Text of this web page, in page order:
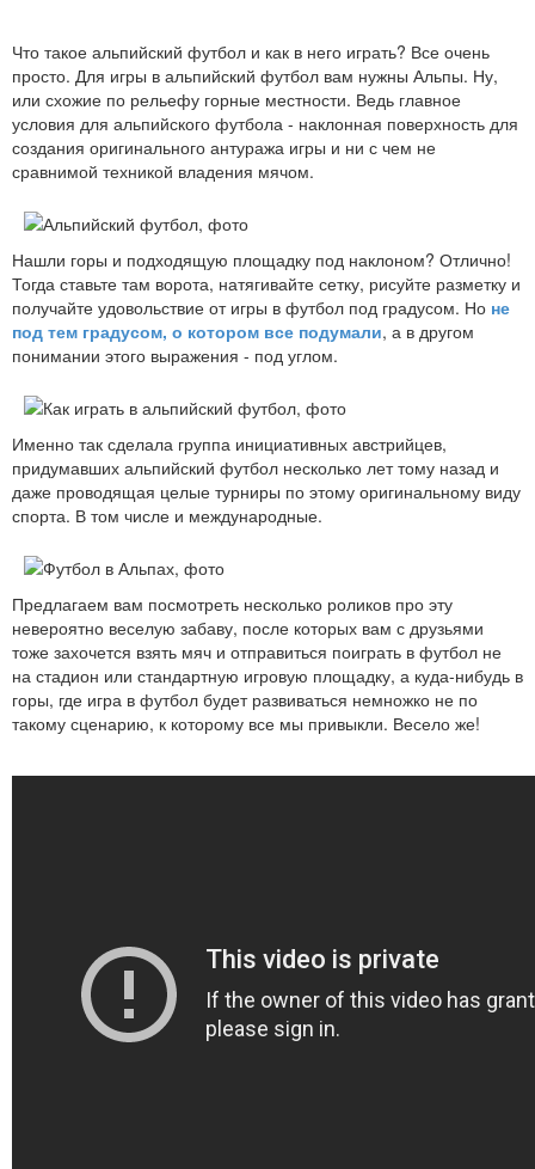
Что такое альпийский футбол и как в него играть? Все очень
просто. Для игры в альпийский футбол вам нужны Альпы. Ну,
или схожие по рельефу горные местности. Ведь главное
условия для альпийского футбола - наклонная поверхность для
создания оригинального антуража игры и ни с чем не
сравнимой техникой владения мячом.
Нашли горы и подходящую площадку под наклоном? Отлично!
Тогда ставьте там ворота, натягивайте сетку, рисуйте разметку и
получайте удовольствие от игры в футбол под градусом. Но не
под тем градусом, о котором все подумали, а в другом
понимании этого выражения - под углом.
Именно так сделала группа инициативных австрийцев,
придумавших альпийский футбол несколько лет тому назад и
даже проводящая целые турниры по этому оригинальному виду
спорта. В том числе и международные.
Предлагаем вам посмотреть несколько роликов про эту
невероятно веселую забаву, после которых вам с друзьями
тоже захочется взять мяч и отправиться поиграть в футбол не
на стадион или стандартную игровую площадку, а куда-нибудь в
горы, где игра в футбол будет развиваться немножко не по
такому сценарию, к которому все мы привыкли. Весело же!